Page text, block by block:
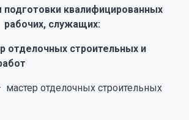
квалифицированных
рабочих, служащих:
отделочных строительных и
отделочных строительных